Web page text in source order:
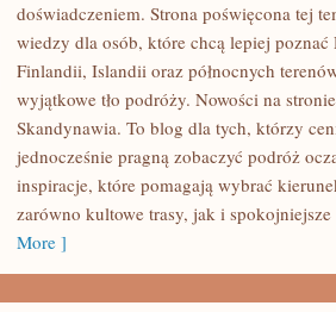
MIASTA
REGIONY
doświadczeniem. Strona poświęcona tej
wiedzy dla osób, które chcą lepiej
Finlandii, Islandii oraz północnych
wyjątkowe tło podróży. Nowości na
Skandynawia. To blog dla tych, którzy
jednocześnie pragną zobaczyć podróż
inspiracje, które pomagają wybrać
zarówno kultowe trasy, jak i
More ]